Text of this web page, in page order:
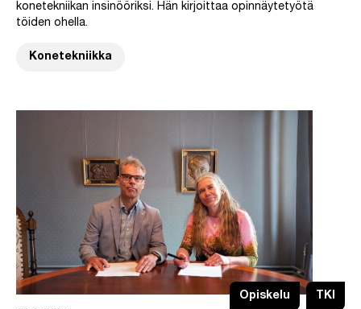
konetekniikan insinööriksi. Hän kirjoittaa opinnäytetyötä
töiden ohella.
Konetekniikka
Opiskelu
TKI